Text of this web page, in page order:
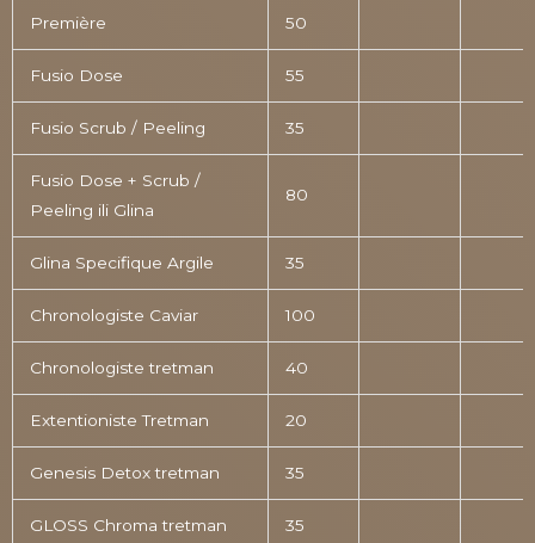
Première 50
Fusio Dose 55
Fusio Scrub / Peeling 35
Fusio Dose + Scrub /
Peeling ili Glina
80
Glina Specifique Argile 35
Chronologiste Caviar 100
Chronologiste tretman 40
Extentioniste Tretman 20
Genesis Detox tretman 35
GLOSS Chroma tretman 35